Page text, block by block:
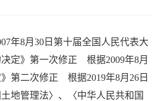
8月30日第十届全国人民代表大
定》第一次修正 根据2009年8月
第二次修正 根据2019年8月26日
地管理法〉、〈中华人民共和国